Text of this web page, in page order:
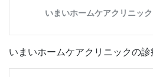
いまいホームケアクリニックの